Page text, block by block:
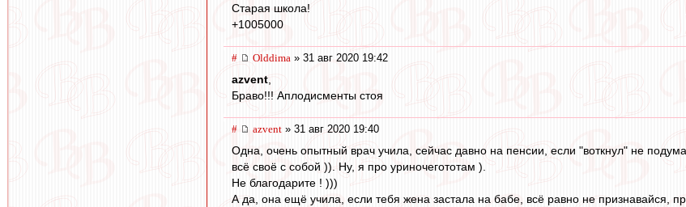
Старая школа!
+1005000
# Olddima » 31 авг 2020 19:42
azvent
Браво!!! Аплодисменты стоя
# azvent » 31 авг 2020 19:40
Одна, очень опытный врач учила, сейчас давно на пенсии, если "воткнул" не
всё своё с собой )). Ну, я про уриночегототам ).
Не благодарите ! )))
А да, она ещё учила, если тебя жена застала на бабе, всё равно не признавайся,